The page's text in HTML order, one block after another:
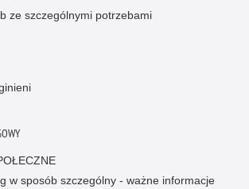
ze szczególnymi potrzebami
w sposób szczególny - ważne informacje